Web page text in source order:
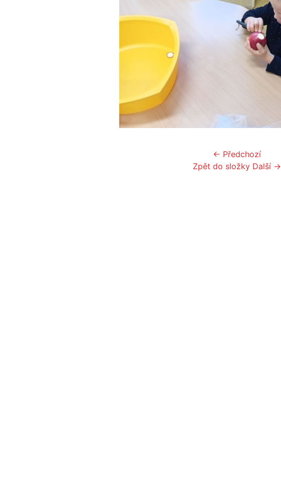
← Předchozí
Zpět do složky Další →